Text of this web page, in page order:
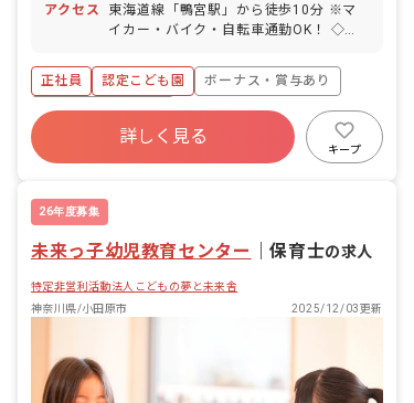
アクセス
東海道線「鴨宮駅」から徒歩10分 ※マ
イカー・バイク・自転車通勤OK！ ◇住
10分以内！園の目の前には図書館もあり
ます。
正社員 認定こども園
ボーナス・賞与あり
年間休日120日以上
寮・住宅・家賃補助あり
社会保険完備
産休育休制度
詳しく見る
キープ
26年度募集
未来っ子幼児教育センター ｜保育士の求人
特定非営利活動法人こどもの夢と未来舎
神奈川県/小田原市
2025/12/03更新